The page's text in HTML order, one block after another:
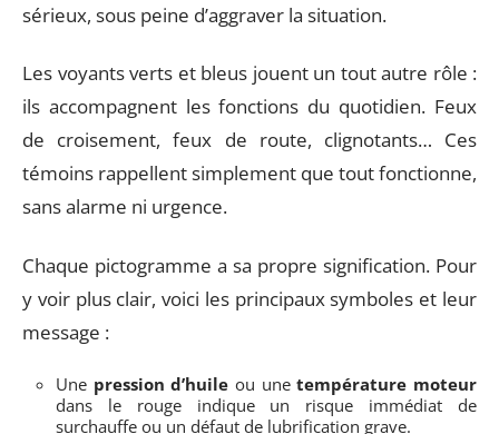
sérieux, sous peine d’aggraver la situation.
Les voyants verts et bleus jouent un tout autre rôle :
ils accompagnent les fonctions du quotidien. Feux
de croisement, feux de route, clignotants… Ces
témoins rappellent simplement que tout fonctionne,
sans alarme ni urgence.
Chaque pictogramme a sa propre signification. Pour
y voir plus clair, voici les principaux symboles et leur
message :
Une pression d’huile ou unetempérature moteur
dans le rouge indique un risque immédiat de
surchauffe ou un défaut de lubrification grave.